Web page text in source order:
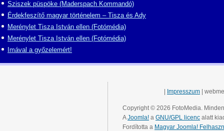
Sziszek püspöke (Maderspach Kommandó)
Érdekfeszítő magyar történelem – Tisza és Ady
Merénylet Tisza István ellen (Fotómédia)
Merénylet Tisza István ellen (Fotómédia)
Imával a győzelemért!
Impresszum |
Copyright © 2026 FotoMedia.
AJoomla! a GNU/GPL licenc alatt
Fordította a Magyar Joomla!